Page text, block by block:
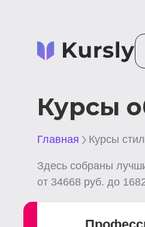
Курсы
Главная Курсы
Здесь собраны
от 34668 руб. до